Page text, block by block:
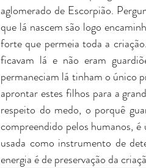
aglomerado de Escorpião.
que lá nascem são logo
forte que permeia toda a
ficavam lá e não eram
permaneciam lá tinham o único
aprontar estes filhos para a
respeito do medo, o porquê
compreendido pelos humanos,
usada como instrumento de
energia é de preservação da